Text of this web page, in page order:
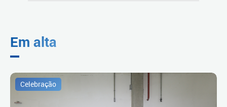
Em alta
Celebração